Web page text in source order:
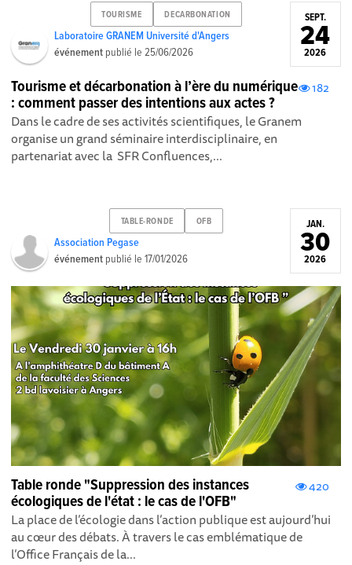
TOURISME DECARBONATION
Laboratoire GRANEM Université d'Angers
événement publié le25/06/2026
SEPT.
24
2026
182
Tourisme et décarbonation à l’ère du numérique
: comment passer des intentions aux actes ?
Dans le cadre de ses activités scientifiques, le Granem
organise un grand séminaire interdisciplinaire, en
partenariat avec la SFR Confluences,...
TABLE-RONDE OFB
Association Pegase
événement publié le17/01/2026
JAN.
30
2026
420
Table ronde "Suppression des instances
écologiques de l'état : le cas de l'OFB"
La place de l’écologie dans l’action publique est aujourd’hui
au cœur des débats. À travers le cas emblématique de
l’Office Français de la...